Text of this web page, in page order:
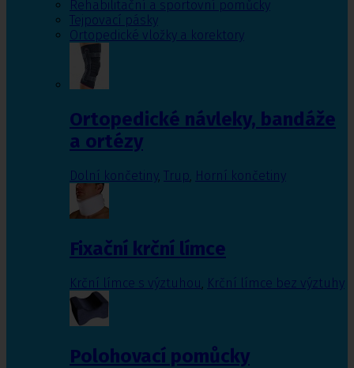
Rehabilitační a sportovní pomůcky
Tejpovací pásky
Ortopedické vložky a korektory
Ortopedické návleky, bandáže
a ortézy
Dolní končetiny, Trup, Horní končetiny
Fixační krční límce
Krční límce s výztuhou Krční límce bez výztuhy
Polohovací pomůcky